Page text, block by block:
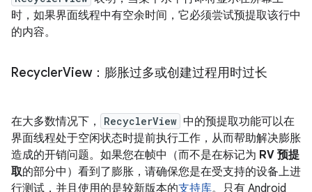
时，如果界面线程中有空余时间，它必须尝试预提取该行中
的内容。
RecyclerView：膨胀过多或创建过程用时过长
在大多数情况下， RecyclerView 中的预提取功能可以在
界面线程处于空闲状态时提前执行工作，从而帮助解决膨胀
造成的开销问题。如果您在帧中（而不是在标记为 RV 预提
取的部分中）看到了膨胀，请确保您是在受支持的设备上进
行测试，并且使用的是较新版本的支持库。只有 Android